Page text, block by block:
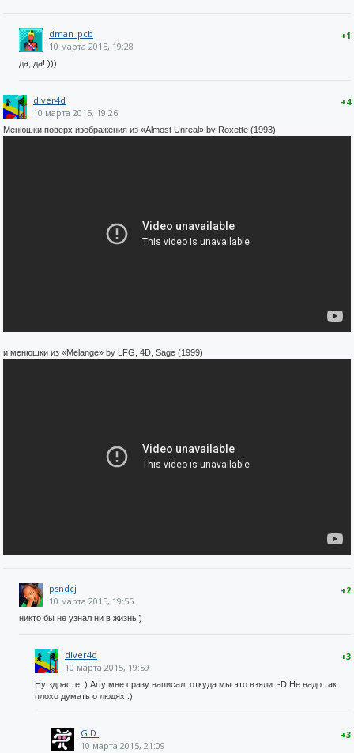
+1
dman_pcb
10 марта 2015, 19:28
да, да! )))
+4
diver4d
10 марта 2015, 19:26
Менюшки поверх изображения из «Almost Unreal» by Roxette (1993)
и менюшки из «Melange» by LFG, 4D, Sage (1999)
+2
psndcj
10 марта 2015, 19:55
никто бы не узнал ни в жизнь )
+3
diver4d
10 марта 2015, 19:59
Ну здрасте :) Arty мне сразу написал, откуда мы это взяли :-D Не надо так
плохо думать о людях :)
+3
G.D.
10 марта 2015, 21:09